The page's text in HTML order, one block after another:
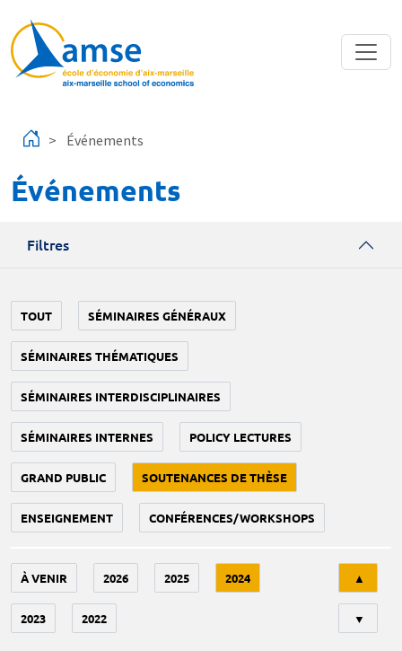
Événements
Événements
Filtres
TOUT SÉMINAIRES GÉNÉRAUX
SÉMINAIRES THÉMATIQUES
SÉMINAIRES INTERDISCIPLINAIRES
SÉMINAIRES INTERNES POLICY LECTURES
GRAND PUBLIC SOUTENANCES DE THÈSE
ENSEIGNEMENT CONFÉRENCES/WORKSHOPS
À VENIR 2026 2025 2024
2023 2022
▲
▼